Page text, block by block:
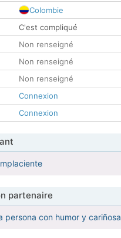
Colombie
C'est compliqué
Non renseigné
Non renseigné
Non renseigné
Connexion
Connexion
partenaire
persona con humor y cariñosa